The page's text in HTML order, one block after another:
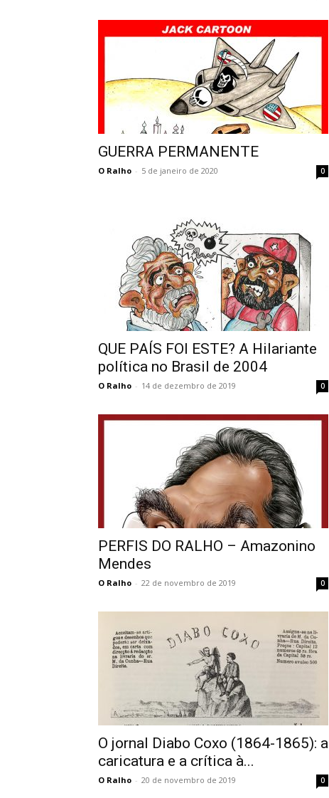
GUERRA PERMANENTE
O Ralho - 5 de janeiro de 2020 0
QUE PAÍS FOI ESTE? A Hilariante
política no Brasil de 2004
O Ralho - 14 de dezembro de 2019 0
PERFIS DO RALHO – Amazonino
Mendes
O Ralho - 22 de novembro de 2019 0
O jornal Diabo Coxo (1864-1865): a
caricatura e a crítica à...
O Ralho - 20 de novembro de 2019 0